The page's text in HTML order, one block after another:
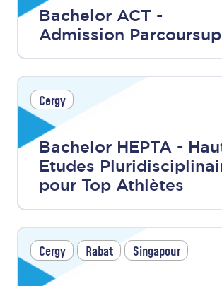
Bachelor ACT -
Admission Parcoursup
Cergy
Bachelor HEPTA -
Etudes
pour Top Athlètes
Cergy Rabat Singapour